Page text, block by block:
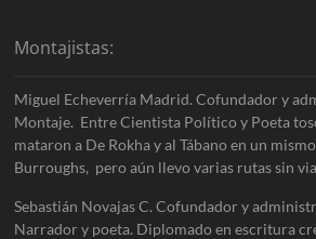
Montajistas:
Miguel Echeverría Madrid. Cofundador y
Montaje. Entre Cientista Político y Poeta
mataron a De Rokha y al Tábano en un
Burroughs, pero aún llevo varias rutas sin
Sebastián Novajas C. Cofundador y
Narrador y poeta. Diplomado en escritura